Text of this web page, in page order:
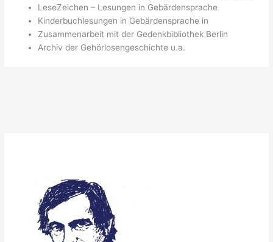
LeseZeichen – Lesungen in Gebärdensprache
Kinderbuchlesungen in Gebärdensprache in
Zusammenarbeit mit der Gedenkbibliothek Berlin
Archiv der Gehörlosengeschichte u.a.